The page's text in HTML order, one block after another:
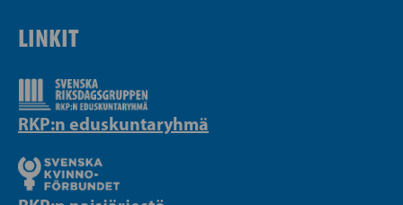
LINKIT
RKP:n eduskuntaryhmä